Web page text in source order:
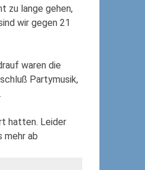
zu lange gehen,
wir gegen 21
waren die
Partymusik,
hatten. Leider
mehr ab